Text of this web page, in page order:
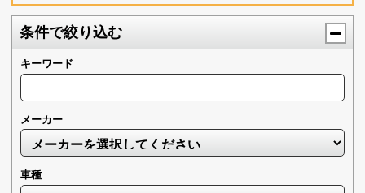
条件で絞り込む
キーワード
メーカー
車種